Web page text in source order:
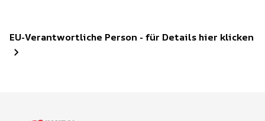
EU-Verantwortliche Person - für Details hier klicken